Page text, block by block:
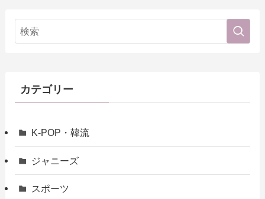
カテゴリー
K-POP・韓流
ジャニーズ
スポーツ